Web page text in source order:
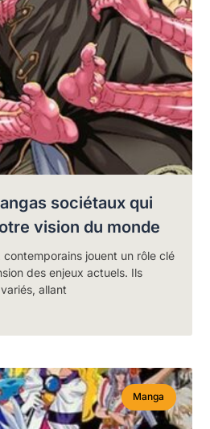
sociétaux qui
vision du monde
jouent un rôle clé
des enjeux actuels. Ils
allant
Manga